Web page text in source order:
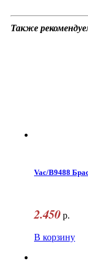
Также
Vac/B9488
2.450 р.
В корзину